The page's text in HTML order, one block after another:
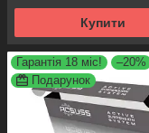
Купити
Гарантія 18 міс!
–20%
Подарунок